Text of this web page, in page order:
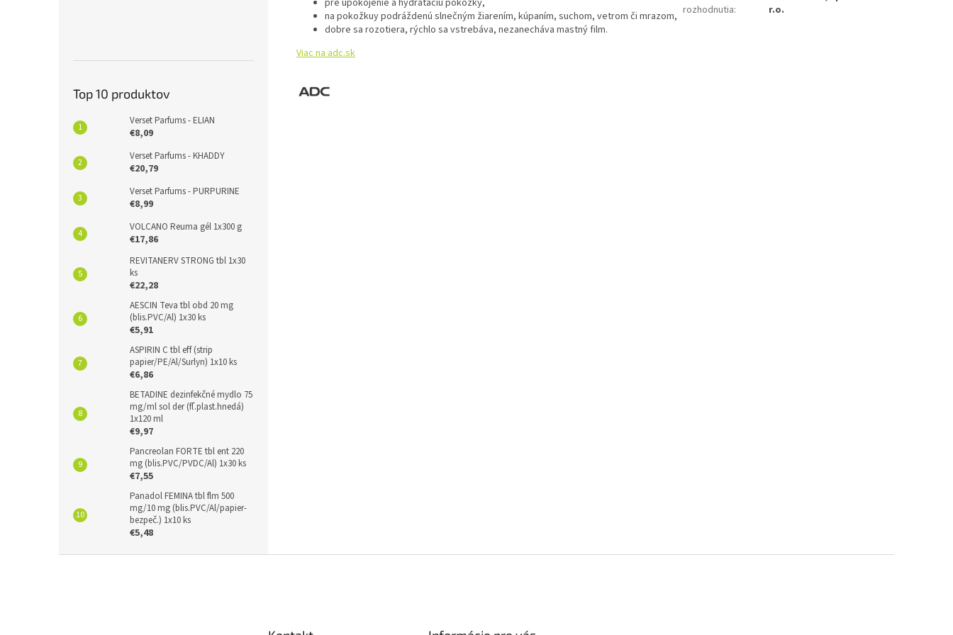
Top 10 produktov
Verset Parfums - ELIAN
€8,09
Verset Parfums - KHADDY
€20,79
Verset Parfums - PURPURINE
€8,99
VOLCANO Reuma gél 1x300 g
€17,86
REVITANERV STRONG tbl 1x30
ks
€22,28
AESCIN Teva tbl obd 20 mg
(blis.PVC/Al) 1x30 ks
€5,91
ASPIRIN C tbl eff (strip
papier/PE/Al/Surlyn) 1x10 ks
€6,86
BETADINE dezinfekčné mydlo 75
mg/ml sol der (fľ.plast.hnedá)
1x120 ml
€9,97
Pancreolan FORTE tbl ent 220
mg (blis.PVC/PVDC/Al) 1x30 ks
€7,55
Panadol FEMINA tbl flm 500
mg/10 mg (blis.PVC/Al/papier-
bezpeč.) 1x10 ks
€5,48
na pokožkuy podráždenú slnečným žiarením, kúpaním, suchom, vetrom či mrazom,
dobre sa rozotiera, rýchlo sa vstrebáva, nezanecháva mastný film.
Viac na adc.sk
rozhodnutia:
r.o.